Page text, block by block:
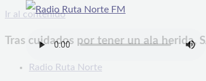
Ir al contenido
Tras cuidados por tener un ala herida,
Radio Ruta Norte